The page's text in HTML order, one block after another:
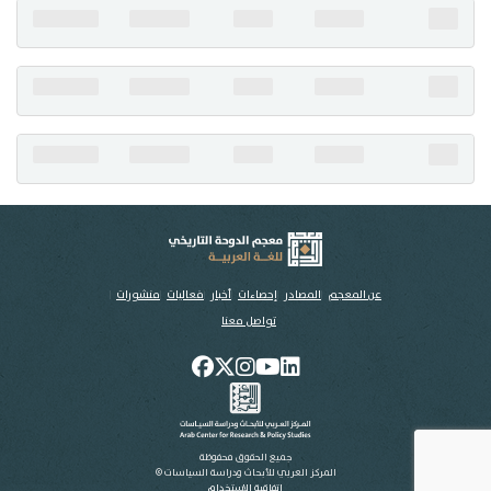
عن المعجم المصادر إحصاءات أخبار فعاليات منشورات
تواصل معنا
جميع الحقوق محفوظة
المركز العربي للأبحاث ودراسة السياسات ©